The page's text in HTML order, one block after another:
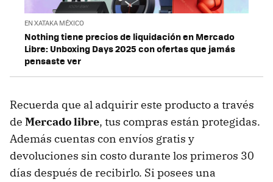
EN XATAKA MÉXICO
Nothing tiene precios de liquidación en Mercado
Libre: Unboxing Days 2025 con ofertas que jamás
pensaste ver
Recuerda que al adquirir este producto a través
de Mercado libre, tus compras están protegidas.
Además cuentas con envíos gratis y
devoluciones sin costo durante los primeros 30
días después de recibirlo. Si posees una